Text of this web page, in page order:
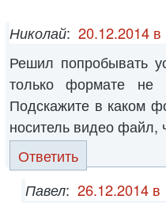
Николай: 20.12.2014 в
Решил попробывать
только формате
Подскажите в каком
носитель видео файл,
Ответить
Павел: 26.12.2014 в